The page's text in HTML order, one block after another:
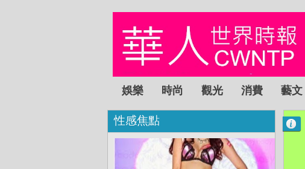
娛樂 時尚 觀光 消費 藝文
性感焦點